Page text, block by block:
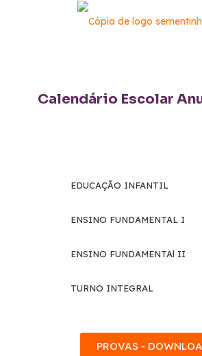
Calendário Escolar
EDUCAÇÃO INFANTIL
ENSINO FUNDAMENTAL I
ENSINO FUNDAMENTAl II
TURNO INTEGRAL
PROVAS -